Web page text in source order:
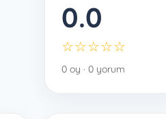
0.0
☆☆☆☆☆
0 oy · 0 yorum